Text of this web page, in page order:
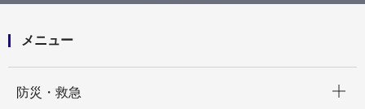
メニュー
防災・救急